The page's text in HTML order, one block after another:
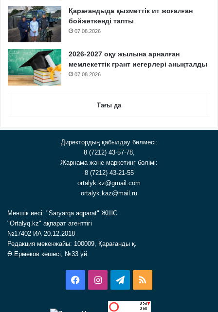
Қарағандыда қызметтік ит жоғалған
бойжеткенді тапты
07.08.2026
2026-2027 оқу жылына арналған
мемлекеттік грант иегерлері анықталды
07.08.2026
Тағы да
Директордың қабылдау бөлмесі:
8 (7212) 43-57-78,
Жарнама және маркетинг бөлімі:
8 (7212) 43-21-55
ortalyk.kz@gmail.com
ortalyk.kaz@mail.ru
Меншік иесі: "Saryarqa aqparat" ЖШС
"Ortalyq.kz" ақпарат агенттігі
№17402-ИА 20.12.2018
Редакция мекенжайы: 100009, Қарағанды қ.
Ә.Ермеков көшесі, №33 үй.
FacebookInstagramTelegram